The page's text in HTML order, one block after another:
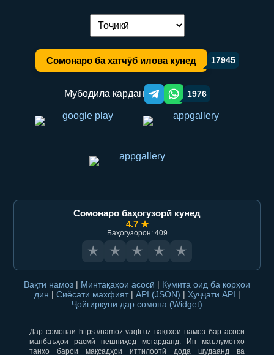
Иваз кардани забон:
Сомонаро ба хатчӯб илова кунед 17945
Мубодила кардан Telegram orqali ulashish
WhatsApp orqali ulashish
1976
Сомонаро баҳогузорӣ кунед
4.7 ★
Баҳогузорон: 409
★ ★ ★ ★ ★
Вақти намоз | Минтақаҳои асосӣ | Кумита оид ба корҳои
дин | Сиёсати махфият | API (JSON) | Ҳуҷҷати API |
Ҷойгиркунӣ дар сомона (Widget)
Дар сомонаи https://namoz-vaqti.uz вақтҳои намоз бар асоси
манбаъҳои расмӣ пешниҳод мегарданд. Ин маълумотҳо
танҳо барои мақсадҳои иттилоотӣ дода шудаанд ва